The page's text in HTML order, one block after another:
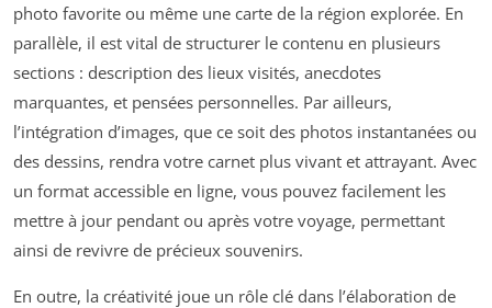
photo favorite ou même une carte de la région explorée. En
parallèle, il est vital de structurer le contenu en plusieurs
sections : description des lieux visités, anecdotes
marquantes, et pensées personnelles. Par ailleurs,
l’intégration d’images, que ce soit des photos instantanées ou
des dessins, rendra votre carnet plus vivant et attrayant. Avec
un format accessible en ligne, vous pouvez facilement les
mettre à jour pendant ou après votre voyage, permettant
ainsi de revivre de précieux souvenirs.
En outre, la créativité joue un rôle clé dans l’élaboration de